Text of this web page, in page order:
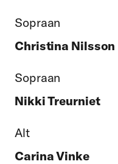
Sopraan
Christina Nilsson
Sopraan
Nikki Treurniet
Alt
Carina Vinke